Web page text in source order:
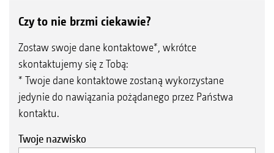
Czy to nie brzmi ciekawie?
Zostaw swoje dane kontaktowe*, wkrótce
skontaktujemy się z Tobą:
* Twoje dane kontaktowe zostaną wykorzystane
jedynie do nawiązania pożądanego przez Państwa
kontaktu.
Twoje nazwisko